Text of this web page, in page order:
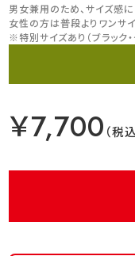
￥7,700
男女兼用のため、サイズ感
女性の方は普段よりワンサ
※特別サイズあり（ブラック・